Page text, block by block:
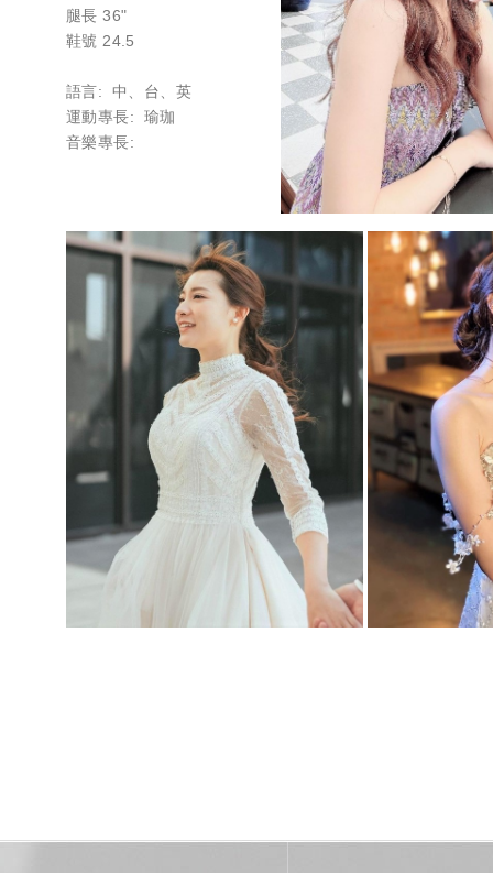
腿長 36"
鞋號 24.5
語言: 中、台、英
運動專長: 瑜珈
音樂專長: